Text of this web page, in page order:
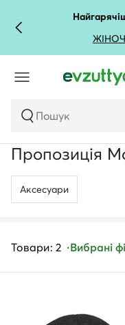
Пошук
Пропозиція
Аксесуари
Товари: 2 Вибрані